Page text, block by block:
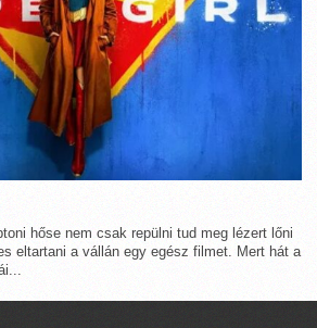
hőse nem csak repülni tud meg lézert lőni
eltartani a vállán egy egész filmet. Mert hát a